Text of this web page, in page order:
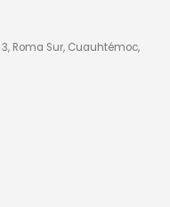
Roma Sur, Cuauhtémoc,